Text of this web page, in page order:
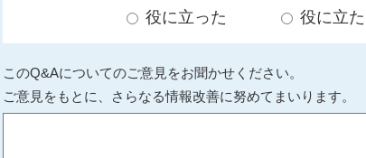
役に立った 役に立
このQ&Aについてのご意見をお聞かせください。
ご意見をもとに、さらなる情報改善に努めてまいります。